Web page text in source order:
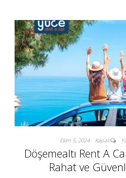
Ekim 5, 2024 Kapalı
Döşemealtı Rent A
Rahat ve